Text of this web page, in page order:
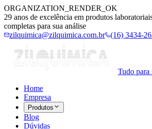
ORGANIZATION_RENDER_OK
29 anos de excelência em produtos
completas para sua análise
zilquimica@zilquimica.com.br
(16) 3434-
Tudo para
Home
Empresa
Produtos
Blog
Dúvidas